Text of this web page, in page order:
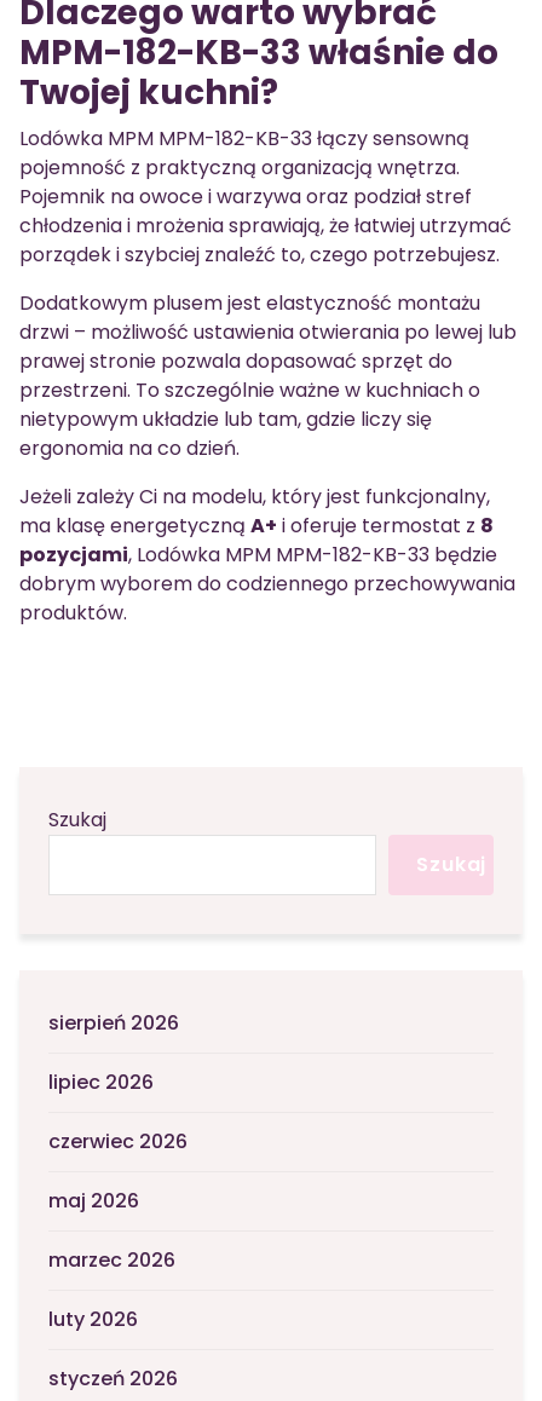
Dlaczego warto wybrać
MPM-182-KB-33 właśnie do
Twojej kuchni?
Lodówka MPM MPM-182-KB-33 łączy sensowną
pojemność z praktyczną organizacją wnętrza.
Pojemnik na owoce i warzywa oraz podział stref
chłodzenia i mrożenia sprawiają, że łatwiej utrzymać
porządek i szybciej znaleźć to, czego potrzebujesz.
Dodatkowym plusem jest elastyczność montażu
drzwi – możliwość ustawienia otwierania po lewej lub
prawej stronie pozwala dopasować sprzęt do
przestrzeni. To szczególnie ważne w kuchniach o
nietypowym układzie lub tam, gdzie liczy się
ergonomia na co dzień.
Jeżeli zależy Ci na modelu, który jest funkcjonalny,
ma klasę energetyczną A+ i oferuje termostat z 8
pozycjami, Lodówka MPM MPM-182-KB-33 będzie
dobrym wyborem do codziennego przechowywania
produktów.
Szukaj
Szukaj
sierpień 2026
lipiec 2026
czerwiec 2026
maj 2026
marzec 2026
luty 2026
styczeń 2026